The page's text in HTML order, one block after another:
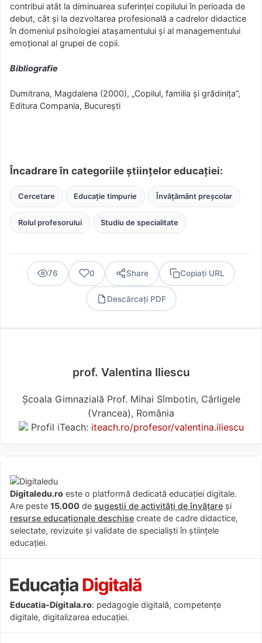
contribui atât la diminuarea suferinţei copilului în perioada de
debut, cât şi la dezvoltarea profesională a cadrelor didactice
în domeniul psihologiei ataşamentului şi al managementului
emoţional al grupei de copii.
Bibliografie
Dumitrana, Magdalena (2000), „Copilul, familia şi grădiniţa”,
Editura Compania, Bucureşti
Încadrare în categoriile științelor educației:
Cercetare Educație timpurie Învățământ preșcolar
Rolul profesorului Studiu de specialitate
76 0 Share Copiați URL
Descărcați PDF
prof. Valentina Iliescu
Școala Gimnazială Prof. Mihai Sîmbotin, Cârligele
(Vrancea), România
Profil iTeach: iteach.ro/profesor/valentina.iliescu
Digitaledu.ro este o platformă dedicată educației digitale.
Are peste 15.000 de sugestii de activități de învățare și
resurse educaționale deschise create de cadre didactice,
selectate, revizuite și validate de specialiști în științele
educației.
Educatia-Digitala.ro: pedagogie digitală, competențe
digitale, digitalizarea educației.